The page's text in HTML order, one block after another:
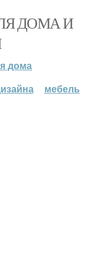
ДОМА И
дома
мебель